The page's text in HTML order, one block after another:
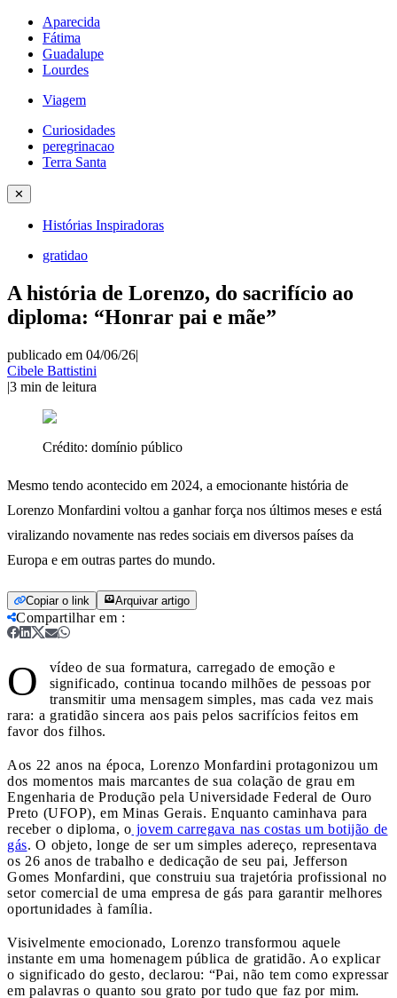
Aparecida
Fátima
Guadalupe
Lourdes
Viagem
Curiosidades
peregrinacao
Terra Santa
✕
Histórias Inspiradoras
gratidao
A história de Lorenzo, do sacrifício ao
diploma: “Honrar pai e mãe”
publicado em 04/06/26|
Cibele Battistini
|3 min de leitura
Crédito: domínio público
Mesmo tendo acontecido em 2024, a emocionante história de
Lorenzo Monfardini voltou a ganhar força nos últimos meses e está
viralizando novamente nas redes sociais em diversos países da
Europa e em outras partes do mundo.
Copiar o link Arquivar artigo
Compartilhar em :
O
vídeo de sua formatura, carregado de emoção e
significado, continua tocando milhões de pessoas por
transmitir uma mensagem simples, mas cada vez mais
rara: a gratidão sincera aos pais pelos sacrifícios feitos em
favor dos filhos.
Aos 22 anos na época, Lorenzo Monfardini protagonizou um
dos momentos mais marcantes de sua colação de grau em
Engenharia de Produção pela Universidade Federal de Ouro
Preto (UFOP), em Minas Gerais. Enquanto caminhava para
receber o diploma, o jovem carregava nas costas um botijão de
gás. O objeto, longe de ser um simples adereço, representava
os 26 anos de trabalho e dedicação de seu pai, Jefferson
Gomes Monfardini, que construiu sua trajetória profissional no
setor comercial de uma empresa de gás para garantir melhores
oportunidades à família.
Visivelmente emocionado, Lorenzo transformou aquele
instante em uma homenagem pública de gratidão. Ao explicar
o significado do gesto, declarou: “Pai, não tem como expressar
em palavras o quanto sou grato por tudo que faz por mim.